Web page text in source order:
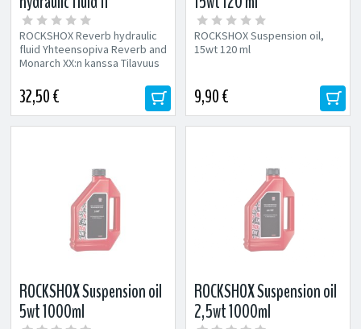
ROCKSHOX Reverb hydraulic
fluid Yhteensopiva Reverb and
Monarch XX:n kanssa Tilavuus
32,50 €
ROCKSHOX Suspension oil,
15wt 120 ml​
9,90 €
ROCKSHOX Suspension oil
5wt 1000ml
ROCKSHOX Suspension oil
2,5wt 1000ml